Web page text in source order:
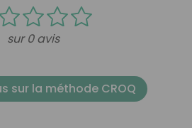
sur 0 avis
sur la méthode CROQ